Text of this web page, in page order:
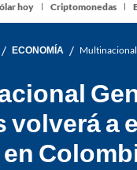
hoy Criptomonedas
/ ECONOMÍA /
volverá a